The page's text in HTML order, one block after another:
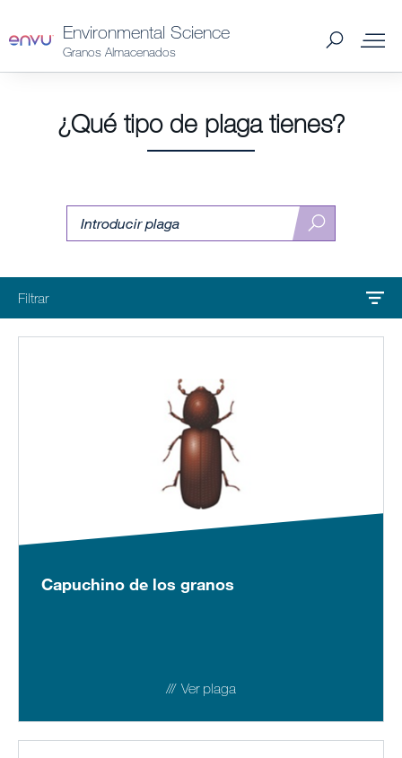
Environmental Science
Granos Almacenados
Quiénes somos
Distribuidores Spain
Noticias y Artículos
¿Qué tipo de plaga tienes?
plaga
plaga
Filtrar
Capuchino de los granos
Ver plaga